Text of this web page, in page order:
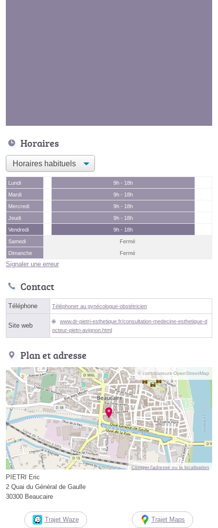
Horaires
Lundi
9h - 18h
Mardi
9h - 18h
Mercredi
9h - 18h
Jeudi
9h - 18h
Vendredi
9h - 18h
Samedi
Fermé
Dimanche
Fermé
Signaler une erreur
Contact
Téléphone Téléphoner au gynécologue-obstétricien
Site web
www.dr-pietri-esthetique.fr/consultation-medecine-esthetique-d
octeur-pietri-avignon.html
Plan et adresse
© contributeurs OpenStreetMap
Corriger l’adresse ou la localisation
PIETRI Eric
2 Quai du Général de Gaulle
30300 Beaucaire
Trajet Waze Trajet Maps